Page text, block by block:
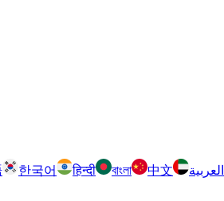
한국어 हिन्दी বাংলা 中文 العربية